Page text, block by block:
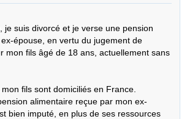
je suis divorcé et je verse une pension
épouse, en vertu du jugement de
mon fils âgé de 18 ans, actuellement sans
fils sont domiciliés en France.
alimentaire reçue par mon ex-
bien imputé, en plus de ses ressources